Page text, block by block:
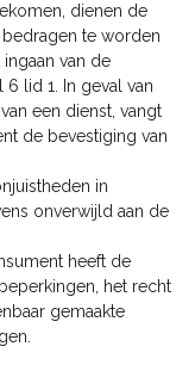
dienen de
te worden
van de
lid 1. In geval van
een dienst, vangt
de bevestiging van
in
onverwijld aan de
heeft de
het recht
gemaakte